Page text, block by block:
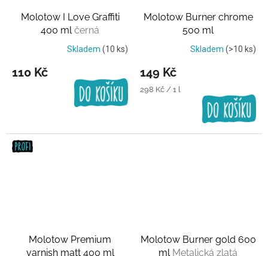
Molotow I Love Graffiti
400 mlčerná
Skladem (10 ks)
110 Kč
Molotow Burner chrome
500 ml
Skladem (>10 ks)
149 Kč
Měrná
298 Kč / 1 l
Molotow Premium
varnish matt 400 ml
Molotow Burner gold 600
ml Metalická zlatá